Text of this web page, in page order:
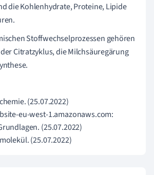
die Kohlenhydrate, Proteine, Lipide
Stoffwechselprozessen gehören
Citratzyklus, die Milchsäuregärung
(25.07.2022)
eu-west-1.amazonaws.com:
(25.07.2022)
(25.07.2022)